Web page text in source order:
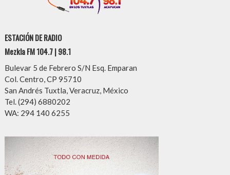
ESTACIÓN DE RADIO
Mezkla FM 104.7 | 98.1
Bulevar 5 de Febrero S/N Esq. Emparan
Col. Centro, CP 95710
San Andrés Tuxtla, Veracruz, México
Tel. (294) 6880202
WA: 294 140 6255